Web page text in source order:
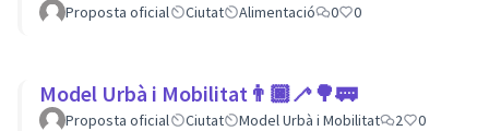
Proposta oficial Ciutat Alimentació 0 0
Model Urbà i Mobilitat👨🏿‍🦯🌳🚃
Proposta oficial Ciutat Model Urbà i Mobilitat 2 0